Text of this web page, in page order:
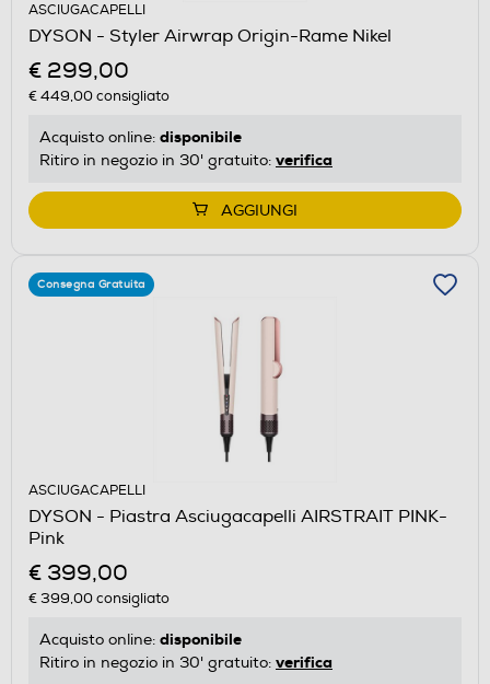
ASCIUGACAPELLI
DYSON - Styler Airwrap Origin-Rame Nikel
€ 299,00
€ 449,00consigliato
Acquisto online: disponibile
Ritiro in negozio in 30' gratuito: verifica
AGGIUNGI
Consegna Gratuita
ASCIUGACAPELLI
DYSON - Piastra Asciugacapelli AIRSTRAIT PINK-
Pink
€ 399,00
€ 399,00consigliato
Acquisto online: disponibile
Ritiro in negozio in 30' gratuito: verifica